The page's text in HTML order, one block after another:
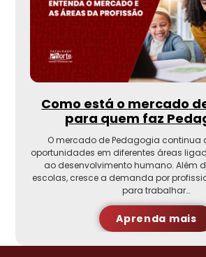
Como está o mercado
para quem faz
O mercado de Pedagogia continua
oportunidades em diferentes áreas
ao desenvolvimento humano. Além
escolas, cresce a demanda por
para trabalhar…
Aprenda mais